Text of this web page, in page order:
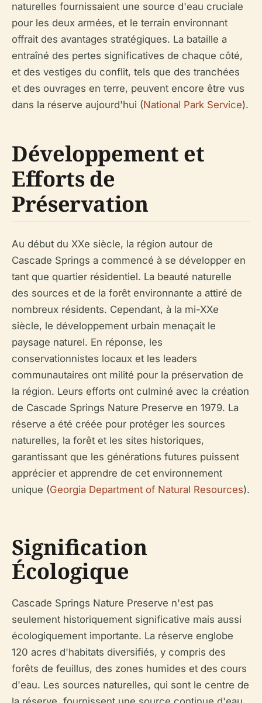
naturelles fournissaient une source d'eau cruciale
pour les deux armées, et le terrain environnant
offrait des avantages stratégiques. La bataille a
entraîné des pertes significatives de chaque côté,
et des vestiges du conflit, tels que des tranchées
et des ouvrages en terre, peuvent encore être vus
dans la réserve aujourd'hui (National Park Service).
Développement et
Efforts de
Préservation
Au début du XXe siècle, la région autour de
Cascade Springs a commencé à se développer en
tant que quartier résidentiel. La beauté naturelle
des sources et de la forêt environnante a attiré de
nombreux résidents. Cependant, à la mi-XXe
siècle, le développement urbain menaçait le
paysage naturel. En réponse, les
conservationnistes locaux et les leaders
communautaires ont milité pour la préservation de
la région. Leurs efforts ont culminé avec la création
de Cascade Springs Nature Preserve en 1979. La
réserve a été créée pour protéger les sources
naturelles, la forêt et les sites historiques,
garantissant que les générations futures puissent
apprécier et apprendre de cet environnement
unique (Georgia Department of Natural Resources).
Signification
Écologique
Cascade Springs Nature Preserve n'est pas
seulement historiquement significative mais aussi
écologiquement importante. La réserve englobe
120 acres d'habitats diversifiés, y compris des
forêts de feuillus, des zones humides et des cours
d'eau. Les sources naturelles, qui sont le centre de